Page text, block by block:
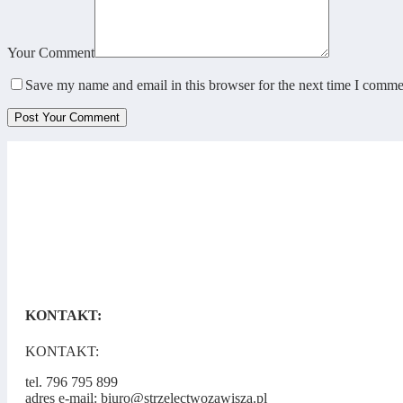
Your Comment
Save my name and email in this browser for the next time I
KONTAKT:
KONTAKT:
tel. 796 795 899
adres e-mail: biuro@strzelectwozawisza.pl